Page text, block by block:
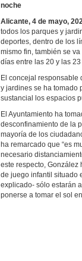
noche
Alicante, 4 de mayo,
todos los parques y
deportes, dentro de los
mismo fin, también se
días entre las 20 y las
El concejal responsable
y jardines se ha tomado
sustancial los espacios
El Ayuntamiento ha
desconfinamiento de la
mayoría de los
ha remarcado que “es
necesario
este respecto, González
de juego infantil situado
explicado- sólo estarán
ponerse a tomar el sol